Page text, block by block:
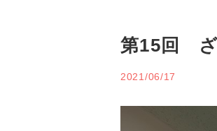
第15回 ざ
2021/06/17